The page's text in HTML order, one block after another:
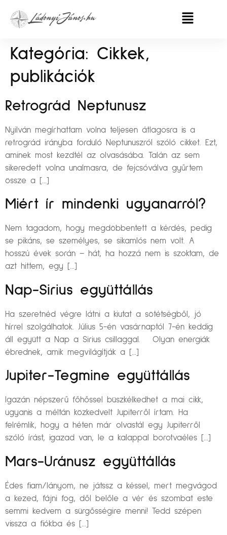
Kategória: Cikkek,
publikációk
Retrográd Neptunusz
Nyilván megírhattam volna teljesen átlagosra is a
retrográd irányba forduló Neptunuszról szóló cikket. Ezt,
aminek most kezdtél az olvasásába. Talán az sem
sikeredett volna unalmasra, de fejcsóválva gyűrtem
össze a […]
Miért ír mindenki ugyanarról?
Nem tagadom, hogy megdöbbentett a kérdés, pedig
se pikáns, se személyes, se sikamlós nem volt. A
hosszú évek során – hát, ha hozzá nem is szoktam, de
azt hittem, egy […]
Nap-Sirius együttállás
Ha szeretnéd végre látni a kiutat a sötétségből, jó
hírrel szolgálhatok. Július 5-én vasárnaptól 7-én keddig
áll együtt a Nap a Sirius csillaggal. Olyan energiák
ébrednek, amik megvilágítják a […]
Jupiter-Tegmine együttállás
Igazán népszerű főhőssel büszkélkedhet a mai cikk,
ugyanis a méltán közkedvelt Jupiterről írtam. Ha
felrémlik, hogy a héten már olvastál egy Jupiterről
szóló írást, igazad van, le a kalappal borotvaéles […]
Mars-Uránusz együttállás
Édes fiam/lányom, ne játssz a késsel, mert megvágod
a kezed, fájni fog, dől belőle a vér és szombat este
semmi kedvem a sürgősségire menni! Tedd szépen
vissza a fiókba és […]